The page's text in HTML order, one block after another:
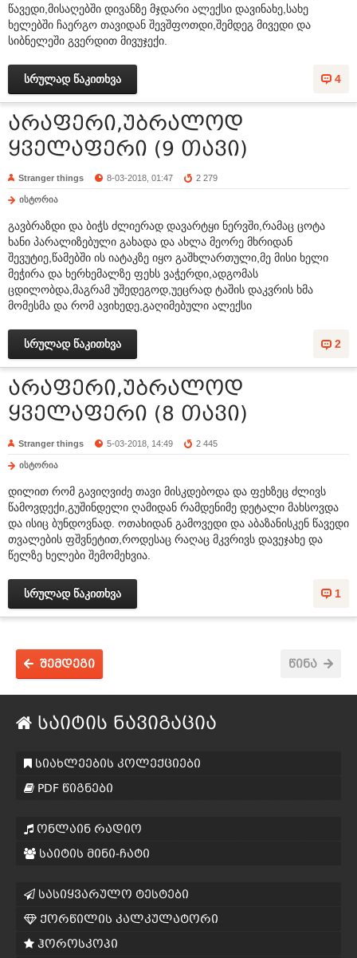
წავედი,მისაღებში დივანზე მჯდარი ალექსი დავინახე,სახე
ხელებში ჩაერგო თავიდან შევშფოთდი,შემდეგ მივედი და
სიბნელეში გვერდით მივუჯექი.
4
სრულად წაკითხვა
არაფერი,უბრალოდ
ყველაფერი (9 თავი)
Stranger things 8-03-2018, 01:47 2 279
ისტორია
გავბრაზდი და ბიჭს ძლიერად დავარტყი ნერვში,რამაც ცოტა
ხანი პარალიზებული გახადა და ახლა მეორე მხრიდან
შევუტიე,წამებში ის იატაკზე იყო გაშხლართული,მე მისი ხელი
მეჭირა და ხერხემალზე ფეხს ვაჭერდი,ადგომას
ცდილობდა,მაგრამ უშედეგოდ,უეცრად ტაშის დაკვრის ხმა
მომესმა და რომ ავიხედე,გაღიმებული ალექსი
2
სრულად წაკითხვა
არაფერი,უბრალოდ
ყველაფერი (8 თავი)
Stranger things 5-03-2018, 14:49 2 445
ისტორია
დილით რომ გავიღვიძე თავი მისკდებოდა და ფეხზეც ძლივს
წამოვდექი,გუშინდელი ღამიდან რამდენიმე დეტალი მახსოვდა
და ისიც ბუნდოვნად. ოთახიდან გამოვედი და აბაზანისკენ წავედი
თვალების ფშვნეტით,როდესაც რაღაც მკვრივს დავეჯახე და
წელზე ხელები შემომეხვია.
1
სრულად წაკითხვა
წინა
შემდეგი
საიტის ნავიგაცია
სიახლეების კოლექციები
PDF წიგნები
ონლაინ რადიო
საიტის მინი-ჩატი
სასიყვარულო ტესტები
ქორწილის კალკულატორი
ჰოროსკოპი